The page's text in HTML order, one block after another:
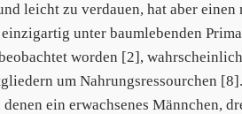
leicht zu verdauen, hat aber
unter baumlebenden
worden [2],
um Nahrungsressourchen
denen ein erwachsenes Männchen,